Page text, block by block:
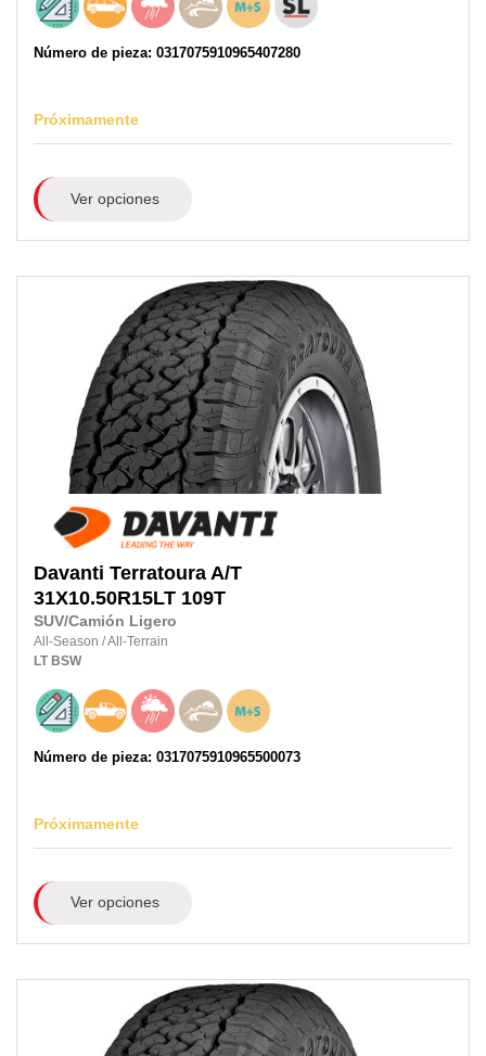
Número de pieza: 0317075910965407280
Próximamente
Ver opciones
Davanti Terratoura A/T
31X10.50R15LT 109T
SUV/Camión Ligero
All-Season /All-Terrain
LT BSW
Número de pieza: 0317075910965500073
Próximamente
Ver opciones